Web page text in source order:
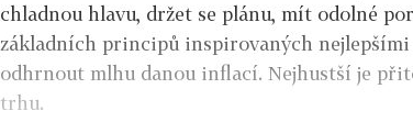
chladnou hlavu, držet se plánu, mít odolné
základních principů inspirovaných
odhrnout mlhu danou inflací. Nejhustší je
trhu.